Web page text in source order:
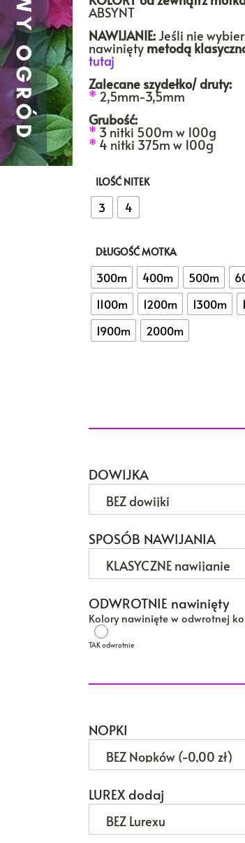
ABSYNT
NAWIJANIE: Jeśli nie
nawinięty metodą
tutaj
Zalecane szydełko/ druty:
* 2,5mm-3,5mm
Grubość:
* 3 nitki 500m w 100g
* 4 nitki 375m w 100g
ILOŚĆ NITEK
3 4
DŁUGOŚĆ MOTKA
300m 400m 500m
1100m
1200m 1300m
1900m
2000m
DOWIJKA
SPOSÓB NAWIJANIA
ODWROTNIE nawinięty
Kolory nawinięte w odwrotnej
TAK odwrotnie
NOPKI
LUREX dodaj